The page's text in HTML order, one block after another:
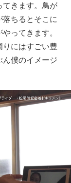
てきます。鳥が
ちるとそこに
ってきます。
りにはすごい豊
僕のイメージ